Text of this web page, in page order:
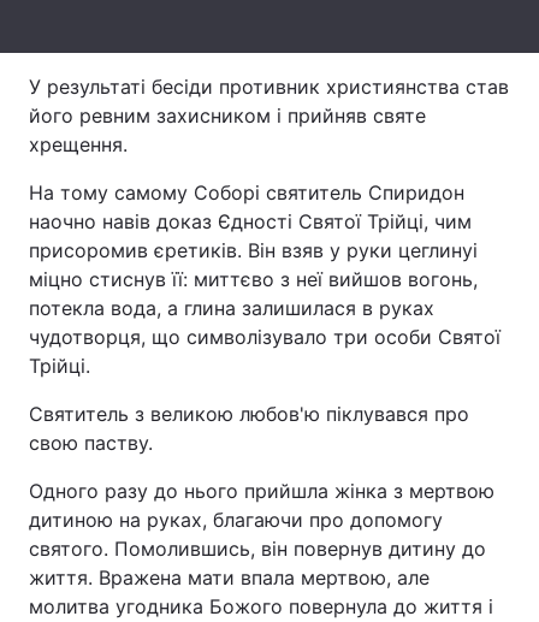
Послуги
Тема оформлення
У результаті бесіди противник християнства став
його ревним захисником і прийняв святе
хрещення.
На тому самому Соборі святитель Спиридон
наочно навів доказ Єдності Святої Трійці, чим
присоромив єретиків. Він взяв у руки цеглинуі
міцно стиснув її: миттєво з неї вийшов вогонь,
потекла вода, а глина залишилася в руках
чудотворця, що символізувало три особи Святої
Трійці.
Святитель з великою любов'ю піклувався про
свою паству.
Одного разу до нього прийшла жінка з мертвою
дитиною на руках, благаючи про допомогу
святого. Помолившись, він повернув дитину до
життя. Вражена мати впала мертвою, але
молитва угодника Божого повернула до життя і